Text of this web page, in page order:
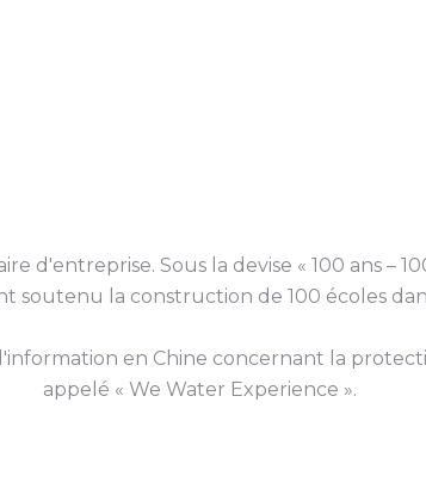
d'entreprise. Sous la devise « 100 ans –
soutenu la construction de 100 écoles
en Chine concernant la
appelé « We Water Experience ».